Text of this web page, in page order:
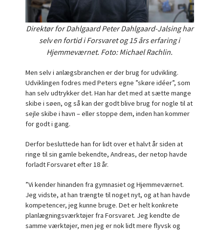
Direktør for Dahlgaard Peter Dahlgaard-Jalsing har
selv en fortid i Forsvaret og 15 års erfaring i
Hjemmeværnet. Foto: Michael Rachlin.
Men selv i anlægsbranchen er der brug for udvikling.
Udviklingen fodres med Peters egne ”skøre idéer”, som
han selv udtrykker det. Han har det med at sætte mange
skibe i søen, og så kan der godt blive brug for nogle til at
sejle skibe i havn – eller stoppe dem, inden han kommer
for godt i gang.
Derfor besluttede han for lidt over et halvt år siden at
ringe til sin gamle bekendte, Andreas, der netop havde
forladt Forsvaret efter 18 år.
”Vi kender hinanden fra gymnasiet og Hjemmeværnet.
Jeg vidste, at han trængte til noget nyt, og at han havde
kompetencer, jeg kunne bruge. Det er helt konkrete
planlægningsværktøjer fra Forsvaret. Jeg kendte de
samme værktøjer, men jeg er nok lidt mere flyvsk og